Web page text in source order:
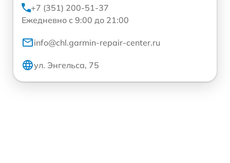
+7 (351) 200-51-37
Ежедневно с 9:00 до 21:00
info@chl.garmin-repair-center.ru
ул. Энгельса, 75